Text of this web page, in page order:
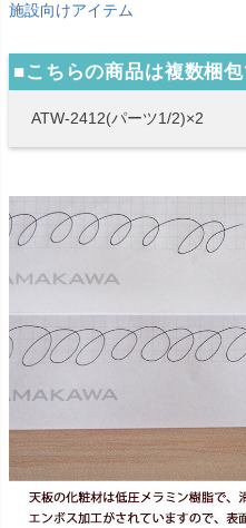
施設向けアイテム
■こちらの商品は複数梱
ATW-2412(パーツ1/2)×2